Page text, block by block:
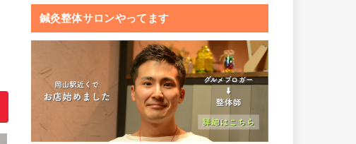
鍼灸整体サロンやってます